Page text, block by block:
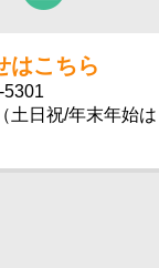
はこちら
5301
土日祝/年末年始は